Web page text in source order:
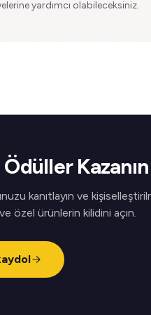
yardımcı olabileceksiniz.
Kazanın
kanıtlayın ve
özel ürünlerin kilidini açın.